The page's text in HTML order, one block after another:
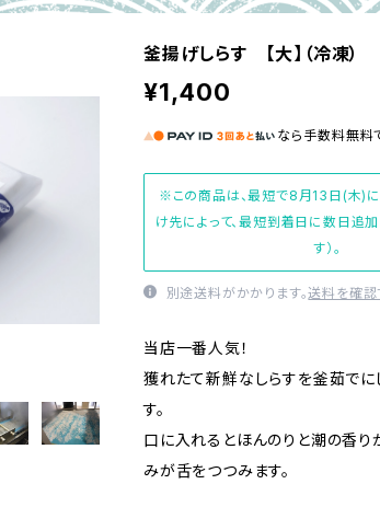
釜揚げしらす 【大】（冷凍）
¥1,400
なら 手数料無料
※この商品は、最短で8月13日(木)に
け先によって、最短到着日に数日追
す）。
別途送料がかかります。送料を確認
当店一番人気！
獲れたて新鮮なしらすを釜茹で
す。
口に入れるとほんのりと潮の香り
みが舌をつつみます。